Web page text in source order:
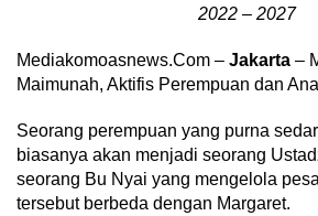
2022 – 2027
Mediakomoasnews.Com – Jakarta –
Maimunah, Aktifis Perempuan dan
Seorang perempuan yang purna
biasanya akan menjadi seorang
seorang Bu Nyai yang mengelola
tersebut berbeda dengan Margaret.